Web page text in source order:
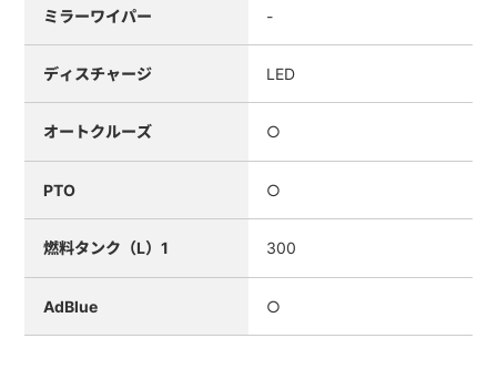
ミラーワイパー -
ディスチャージ LED
オートクルーズ ○
PTO ○
燃料タンク（L）1 300
AdBlue ○